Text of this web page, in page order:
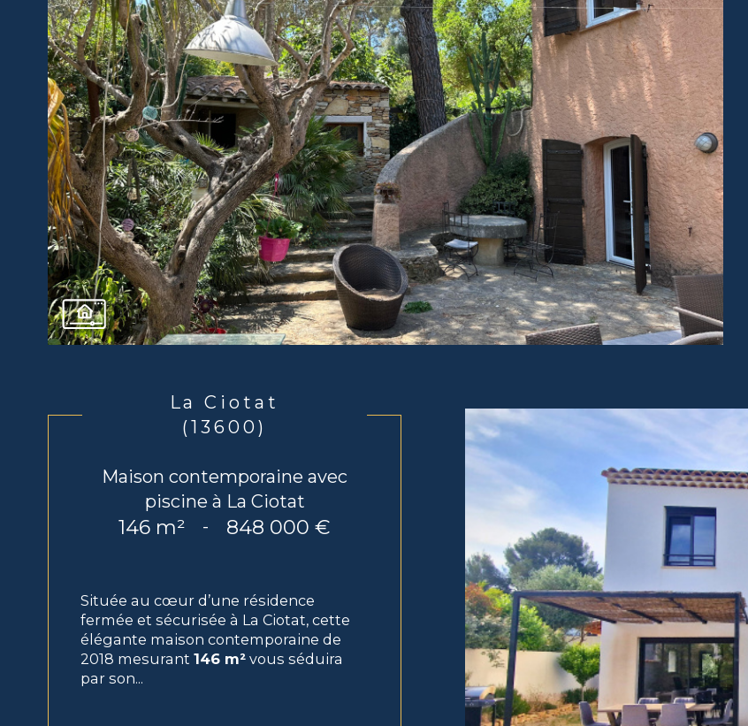
La Ciotat
(13600)
Maison contemporaine avec
piscine à La Ciotat
146 m² - 848 000 €
Située au cœur d’une résidence
fermée et sécurisée à La Ciotat, cette
élégante maison contemporaine de
2018 mesurant 146 m² vous séduira
par son...